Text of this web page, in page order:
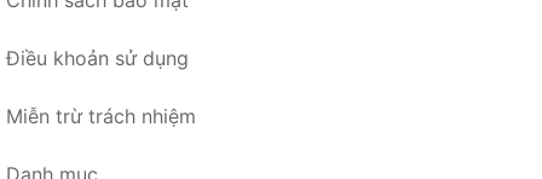
Điều khoản sử dụng
Miễn trừ trách nhiệm
Danh mục